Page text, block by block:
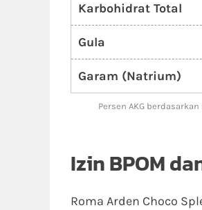
Karbohidrat Total
Gula
Garam (Natrium)
Persen AKG
Izin BPOM
Roma Arden Choco